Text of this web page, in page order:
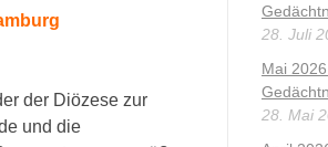
der Diözese zur
und die
28. Juli
Mai
28. Mai